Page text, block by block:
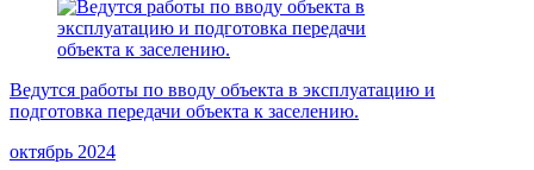
Ведутся работы по вводу объекта в эксплуатацию и
подготовка передачи объекта к заселению.
октябрь 2024